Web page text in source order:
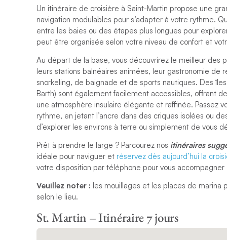
Un itinéraire de croisière à Saint-Martin propose une
navigation modulables pour s’adapter à votre rythme.
entre les baies ou des étapes plus longues pour
peut être organisée selon votre niveau de confort et
Au départ de la base, vous découvrirez le meilleur des
leurs stations balnéaires animées, leur gastronomie
snorkeling, de baignade et de sports nautiques. Des
Barth) sont également facilement accessibles, offrant
une atmosphère insulaire élégante et raffinée. Passez
rythme, en jetant l’ancre dans des criques isolées ou
d’explorer les environs à terre ou simplement de vous
Prêt à prendre le large ? Parcourez nos itinéraires
idéale pour naviguer et réservez dès aujourd’hui la
votre disposition par téléphone pour vous accompagner
Veuillez noter : les mouillages et les places de
selon le lieu.
St. Martin – Itinéraire 7 jours